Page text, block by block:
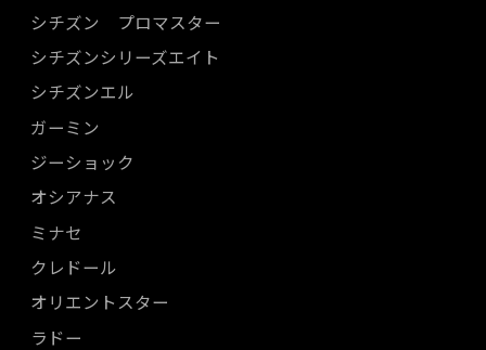
シチズン プロマスター
シチズンシリーズエイト
シチズンエル
ガーミン
ジーショック
オシアナス
ミナセ
クレドール
オリエントスター
ラドー